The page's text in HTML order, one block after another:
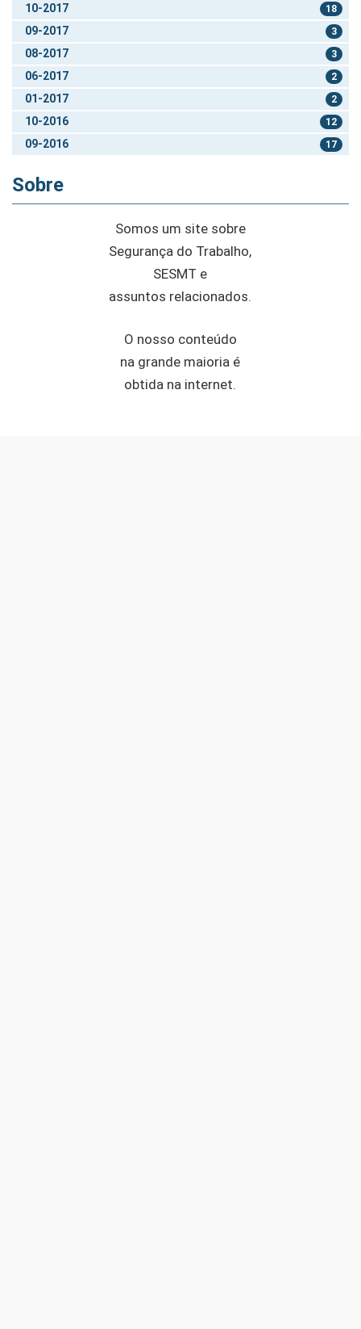
10-2017 18
09-2017 3
08-2017 3
06-2017 2
01-2017 2
10-2016 12
09-2016 17
Sobre
Somos um site sobre
Segurança do Trabalho,
SESMT e
assuntos relacionados.
O nosso conteúdo
na grande maioria é
obtida na internet.